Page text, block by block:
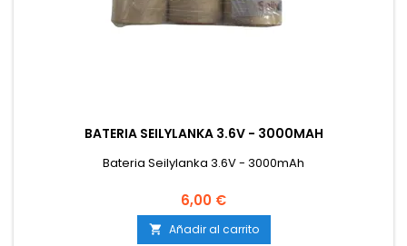
BATERIA SEILYLANKA 3.6V - 3000MAH
Bateria Seilylanka 3.6V - 3000mAh
6,00 €
 Añadir al carrito